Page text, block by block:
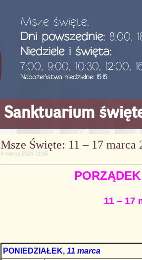
Msze święte:
Dni powszednie: 8:00,
Niedziele i święta:
7:00, 9:00, 10:30, 12:00,
Nabożeństwa niedzielne: 15:15
Sanktuarium
Msze Święte: 11 – 17 marca
9 marca 2024 11:05
11 – 17
PONIEDZIAŁEK, 11 marca